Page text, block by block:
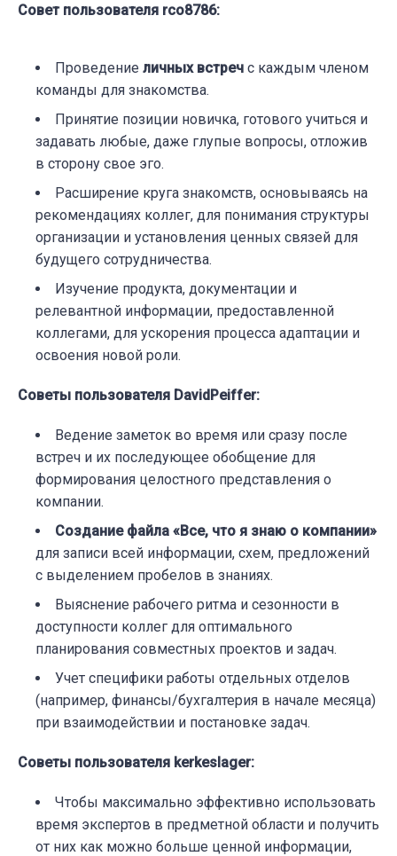
Совет пользователя rco8786:
Проведение личных встреч с каждым членом
команды для знакомства.
Принятие позиции новичка, готового учиться и
задавать любые, даже глупые вопросы, отложив
в сторону свое эго.
Расширение круга знакомств, основываясь на
рекомендациях коллег, для понимания структуры
организации и установления ценных связей для
будущего сотрудничества.
Изучение продукта, документации и
релевантной информации, предоставленной
коллегами, для ускорения процесса адаптации и
освоения новой роли.
Советы пользователя DavidPeiffer:
Ведение заметок во время или сразу после
встреч и их последующее обобщение для
формирования целостного представления о
компании.
Создание файла «Все, что я знаю о компании»
для записи всей информации, схем, предложений
с выделением пробелов в знаниях.
Выяснение рабочего ритма и сезонности в
доступности коллег для оптимального
планирования совместных проектов и задач.
Учет специфики работы отдельных отделов
(например, финансы/бухгалтерия в начале месяца)
при взаимодействии и постановке задач.
Советы пользователя kerkeslager:
Чтобы максимально эффективно использовать
время экспертов в предметной области и получить
от них как можно больше ценной информации,